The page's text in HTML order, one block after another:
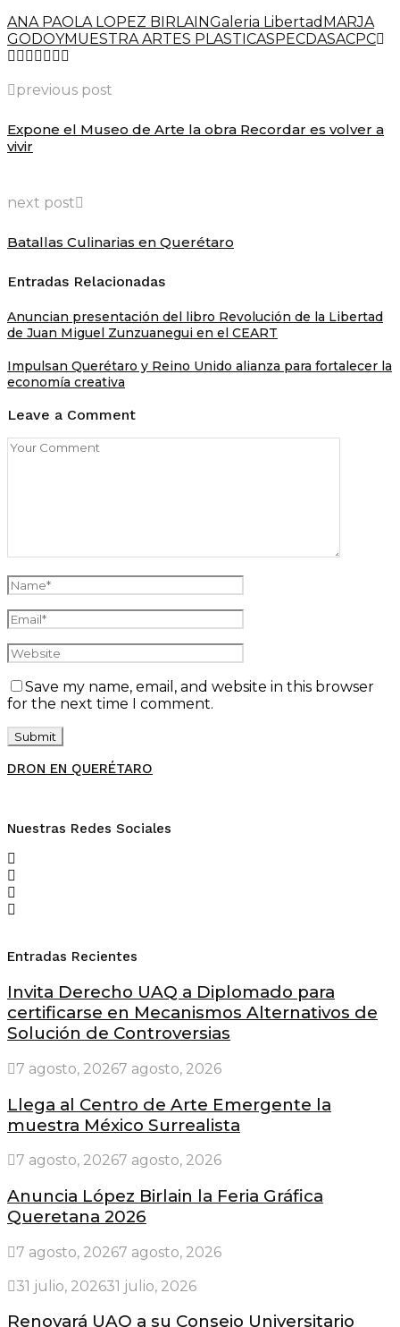
ANA PAOLA LOPEZ BIRLAINGaleria Libertad MARJA
GODOYMUESTRA ARTES PLASTICASPECDASACPC
previous post
Expone el Museo de Arte la obra Recordar es volver a
vivir
next post
Batallas Culinarias en Querétaro
Entradas Relacionadas
Anuncian presentación del libro Revolución de la Libertad
de Juan Miguel Zunzuanegui en el CEART
Impulsan Querétaro y Reino Unido alianza para fortalecer la
economía creativa
Leave a Comment
Save my name, email, and website in this browser
for the next time I comment.
DRON EN QUERÉTARO
Nuestras Redes Sociales
Entradas Recientes
Invita Derecho UAQ a Diplomado para
certificarse en Mecanismos Alternativos de
Solución de Controversias
7 agosto, 20267 agosto, 2026
Llega al Centro de Arte Emergente la
muestra México Surrealista
7 agosto, 20267 agosto, 2026
Anuncia López Birlain la Feria Gráfica
Queretana 2026
7 agosto, 20267 agosto, 2026
31 julio, 202631 julio, 2026
Renovará UAQ a su Consejo Universitario